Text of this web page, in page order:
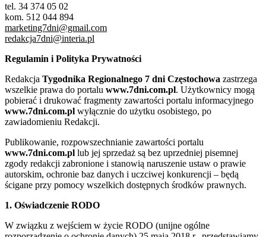
tel. 34 374 05 02
kom. 512 044 894
marketing7dni@gmail.com
redakcja7dni@interia.pl
Regulamin i Polityka Prywatności
Redakcja Tygodnika Regionalnego 7 dni Częstochowa zastrzega
wszelkie prawa do portalu www.7dni.com.pl. Użytkownicy mogą
pobierać i drukować fragmenty zawartości portalu informacyjnego
www.7dni.com.pl wyłącznie do użytku osobistego, po
zawiadomieniu Redakcji.
Publikowanie, rozpowszechnianie zawartości portalu
www.7dni.com.pl lub jej sprzedaż są bez uprzedniej pisemnej
zgody redakcji zabronione i stanowią naruszenie ustaw o prawie
autorskim, ochronie baz danych i uczciwej konkurencji – będą
ścigane przy pomocy wszelkich dostępnych środków prawnych.
1. Oświadczenie RODO
W związku z wejściem w życie RODO (unijne ogólne